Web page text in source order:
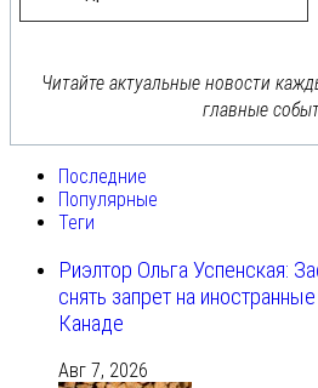
Читайте актуальные новости
главные
Последние
Популярные
Теги
Риэлтор Ольга Успенская:
снять запрет на
Канаде
Авг 7, 2026